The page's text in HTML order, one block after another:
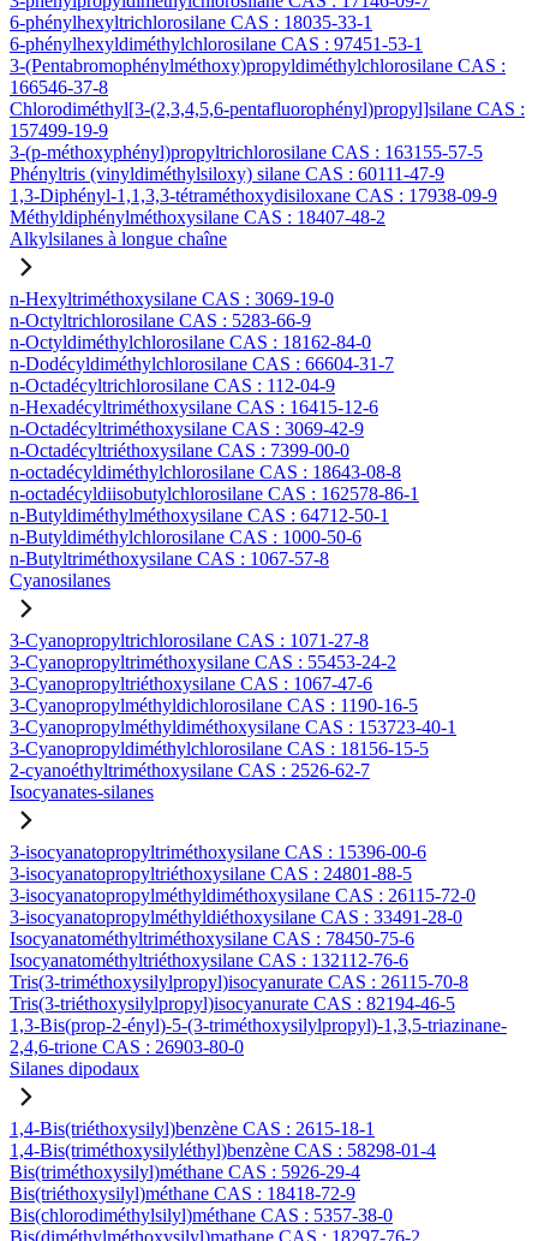
6-phénylhexyltrichlorosilane CAS : 18035-33-1
6-phénylhexyldiméthylchlorosilane CAS : 97451-53-1
3-(Pentabromophénylméthoxy)propyldiméthylchlorosilane CAS :
166546-37-8
Chlorodiméthyl[3-(2,3,4,5,6-pentafluorophényl)propyl]silane CAS :
157499-19-9
3-(p-méthoxyphényl)propyltrichlorosilane CAS : 163155-57-5
Phényltris (vinyldiméthylsiloxy) silane CAS : 60111-47-9
1,3-Diphényl-1,1,3,3-tétraméthoxydisiloxane CAS : 17938-09-9
Méthyldiphénylméthoxysilane CAS : 18407-48-2
Alkylsilanes à longue chaîne
n-Hexyltriméthoxysilane CAS : 3069-19-0
n-Octyltrichlorosilane CAS : 5283-66-9
n-Octyldiméthylchlorosilane CAS : 18162-84-0
n-Dodécyldiméthylchlorosilane CAS : 66604-31-7
n-Octadécyltrichlorosilane CAS : 112-04-9
n-Hexadécyltriméthoxysilane CAS : 16415-12-6
n-Octadécyltriméthoxysilane CAS : 3069-42-9
n-Octadécyltriéthoxysilane CAS : 7399-00-0
n-octadécyldiméthylchlorosilane CAS : 18643-08-8
n-octadécyldiisobutylchlorosilane CAS : 162578-86-1
n-Butyldiméthylméthoxysilane CAS : 64712-50-1
n-Butyldiméthylchlorosilane CAS : 1000-50-6
n-Butyltriméthoxysilane CAS : 1067-57-8
Cyanosilanes
3-Cyanopropyltrichlorosilane CAS : 1071-27-8
3-Cyanopropyltriméthoxysilane CAS : 55453-24-2
3-Cyanopropyltriéthoxysilane CAS : 1067-47-6
3-Cyanopropylméthyldichlorosilane CAS : 1190-16-5
3-Cyanopropylméthyldiméthoxysilane CAS : 153723-40-1
3-Cyanopropyldiméthylchlorosilane CAS : 18156-15-5
2-cyanoéthyltriméthoxysilane CAS : 2526-62-7
Isocyanates-silanes
3-isocyanatopropyltriméthoxysilane CAS : 15396-00-6
3-isocyanatopropyltriéthoxysilane CAS : 24801-88-5
3-isocyanatopropylméthyldiméthoxysilane CAS : 26115-72-0
3-isocyanatopropylméthyldiéthoxysilane CAS : 33491-28-0
Isocyanatométhyltriméthoxysilane CAS : 78450-75-6
Isocyanatométhyltriéthoxysilane CAS : 132112-76-6
Tris(3-triméthoxysilylpropyl)isocyanurate CAS : 26115-70-8
Tris(3-triéthoxysilylpropyl)isocyanurate CAS : 82194-46-5
1,3-Bis(prop-2-ényl)-5-(3-triméthoxysilylpropyl)-1,3,5-triazinane-
2,4,6-trione CAS : 26903-80-0
Silanes dipodaux
1,4-Bis(triéthoxysilyl)benzène CAS : 2615-18-1
1,4-Bis(triméthoxysilyléthyl)benzène CAS : 58298-01-4
Bis(triméthoxysilyl)méthane CAS : 5926-29-4
Bis(triéthoxysilyl)méthane CAS : 18418-72-9
Bis(chlorodiméthylsilyl)méthane CAS : 5357-38-0
Bis(diméthylméthoxysilyl)mathane CAS : 18297-76-2